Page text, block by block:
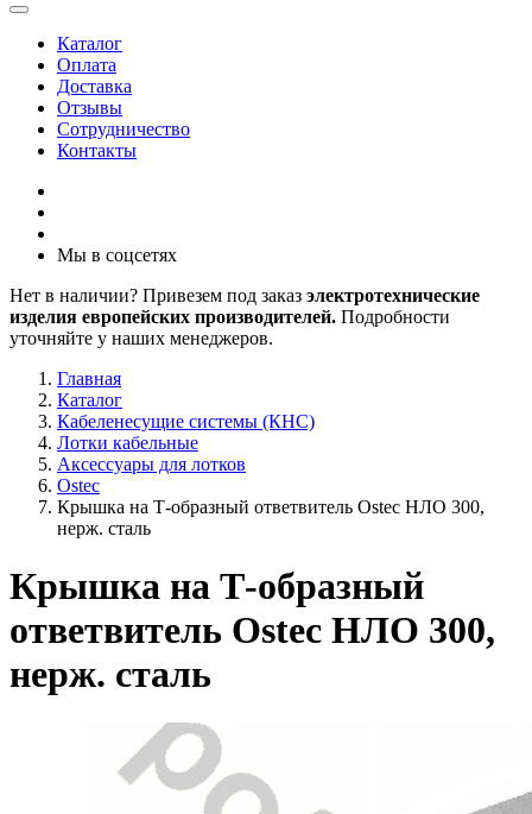
Каталог
Оплата
Доставка
Отзывы
Сотрудничество
Контакты
Мы в соцсетях
Нет в наличии? Привезем под заказ электротехнические
изделия европейских производителей. Подробности
уточняйте у наших менеджеров.
Главная
Каталог
Кабеленесущие системы (КНС)
Лотки кабельные
Аксессуары для лотков
Ostec
Крышка на Т-образный ответвитель Ostec НЛО 300,
нерж. сталь
Крышка на Т-образный
ответвитель Ostec НЛО 300,
нерж. сталь